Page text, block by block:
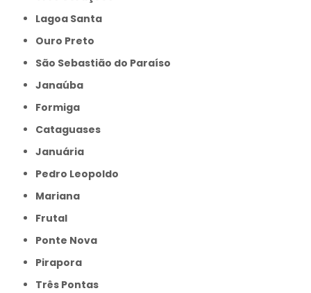
Lagoa Santa
Ouro Preto
São Sebastião do Paraíso
Janaúba
Formiga
Cataguases
Januária
Pedro Leopoldo
Mariana
Frutal
Ponte Nova
Pirapora
Três Pontas